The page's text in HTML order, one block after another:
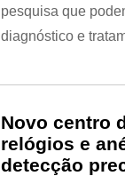
pesquisa que
diagnóstico e
Novo centro
relógios e
detecção